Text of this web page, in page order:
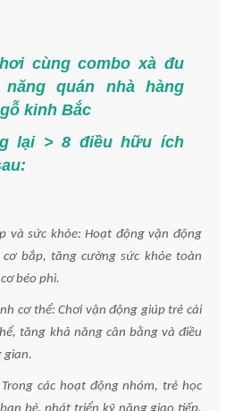
cùng combo xà đu
năng quán nhà hàng
kinh Bắc
lại > 8 điều hữu ích
và sức khỏe: Hoạt động vận động
bắp, tăng cường sức khỏe toàn
béo phì.
cơ thể: Chơi vận động giúp trẻ cải
tăng khả năng cân bằng và điều
gian.
các hoạt động nhóm, trẻ học